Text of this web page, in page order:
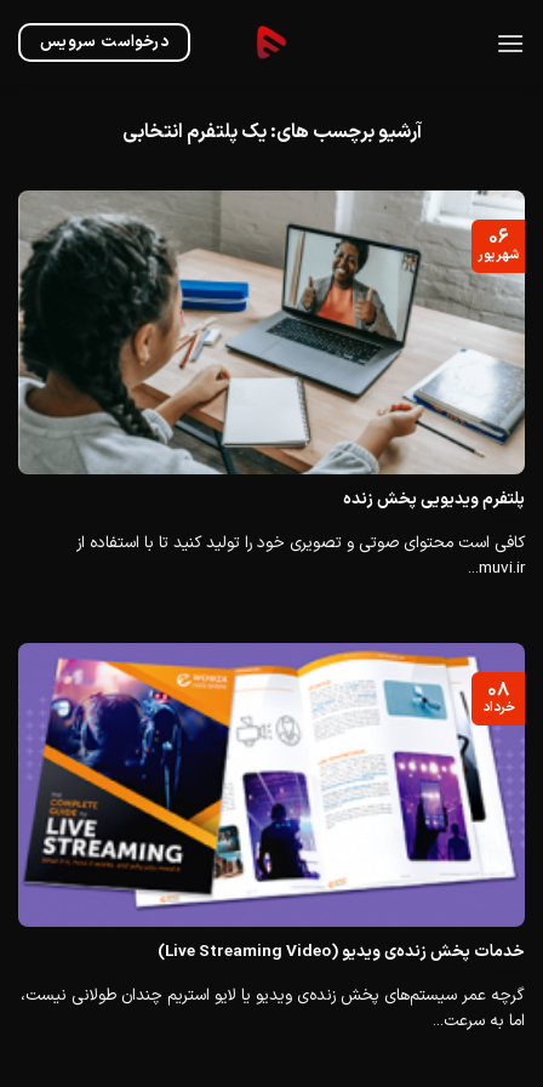
درخواست سرویس
آرشیو برچسب های:یک پلتفرم انتخابی
پلتفرم ویدیویی پخش زنده
کافی است محتوای صوتی و تصویری خود را تولید کنید تا با استفاده از
muvi.ir...
۰۶
شهریور
خدمات پخش زنده‌ی ویدیو (Live Streaming Video)
گرچه عمر سیستم‌های پخش زنده‌ی ویدیو یا لایو استریم چندان طولانی نیست،
اما به سرعت...
۰۸
خرداد